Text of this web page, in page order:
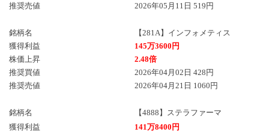
推奨売値
2026年05月11日 519円
銘柄名
【281A】インフォメティス
獲得利益
145万3600円
株価上昇
2.48倍
推奨買値
2026年04月02日 428円
推奨売値
2026年04月21日 1060円
銘柄名
【4888】ステラファーマ
獲得利益
141万8400円